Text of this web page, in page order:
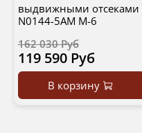
выдвижными отсеками
N0144-5AM M-6
162 030 Руб
119 590 Руб
В корзину